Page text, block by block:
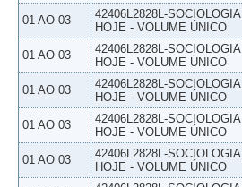
01 AO 03
42406L2828L-SOCIOLOGIA
HOJE - VOLUME ÚNICO
01 AO 03
42406L2828L-SOCIOLOGIA
HOJE - VOLUME ÚNICO
01 AO 03
42406L2828L-SOCIOLOGIA
HOJE - VOLUME ÚNICO
01 AO 03
42406L2828L-SOCIOLOGIA
HOJE - VOLUME ÚNICO
01 AO 03
42406L2828L-SOCIOLOGIA
HOJE - VOLUME ÚNICO